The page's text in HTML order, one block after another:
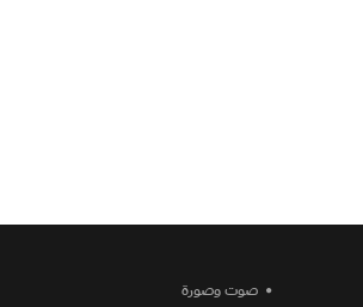
صوت وصورة